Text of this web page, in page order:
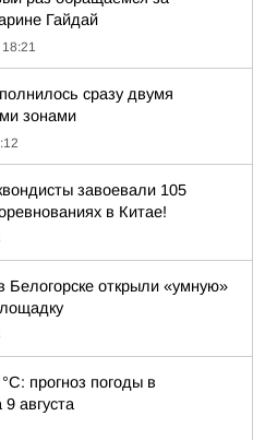
Гайдай
сразу двумя
зонами
завоевали 105
в Китае!
Белогорске открыли «умную»
прогноз погоды в
августа